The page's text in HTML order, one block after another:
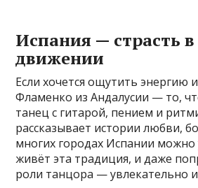
Испания — страсть
движении
Если хочется ощутить энергию
Фламенко из Андалусии — то,
танец с гитарой, пением и
рассказывает истории любви,
многих городах Испании можно
живёт эта традиция, и даже
роли танцора — увлекательно